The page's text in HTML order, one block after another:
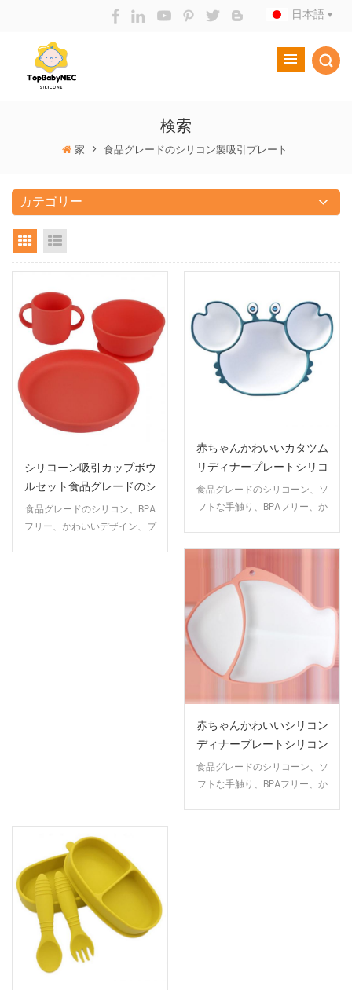
日本語
検索
家 > 食品グレードのシリコン製吸引プレート
カテゴリー
Grid View
シリコーン吸引カップボウ
ルセット食品グレードのシ
リコーン吸引ボウルプレー
トカトラリーベビー子供の
食品グレードのシリコン、BPA
フリー、かわいいデザイン、プ
赤ちゃんかわいいカタツム
リディナープレートシリコ
ン吸引ボウルシリコン飛散
防止ボウル赤ちゃん練習食
食品グレードのシリコーン、ソ
フトな手触り、BPAフリー、か
赤ちゃんかわいいシリコン
ディナープレートシリコン
吸引ボウルシリコン飛散防
止ボウル赤ちゃんの練習食
食品グレードのシリコーン、ソ
フトな手触り、BPAフリー、か